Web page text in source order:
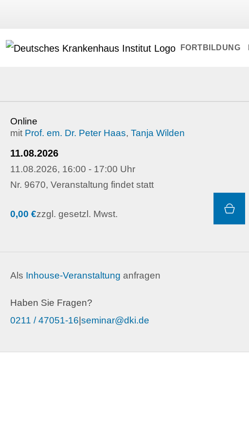
FORTBILDUNG
Online
mit Prof. em. Dr. Peter Haas, Tanja Wilden
11.08.2026
11.08.2026, 16:00 - 17:00 Uhr
Nr. 9670, Veranstaltung findet statt
0,00 €zzgl. gesetzl. Mwst.
Als Inhouse-Veranstaltung anfragen
Haben Sie Fragen?
0211 / 47051-16|seminar@dki.de